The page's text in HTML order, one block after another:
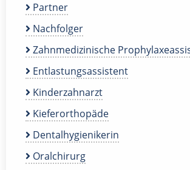
Partner
Nachfolger
Zahnmedizinische
Entlastungsassistent
Kinderzahnarzt
Kieferorthopäde
Dentalhygienikerin
Oralchirurg